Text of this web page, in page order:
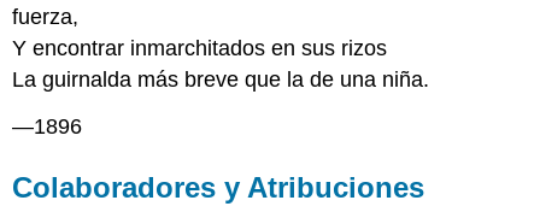
fuerza,
Y encontrar inmarchitados en sus rizos
La guirnalda más breve que la de una niña.
—1896
Colaboradores y Atribuciones